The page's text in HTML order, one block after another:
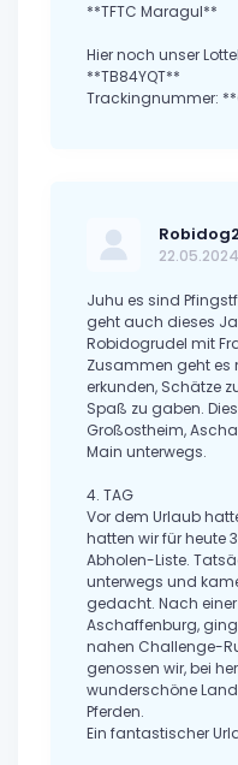
**TFTC Maragul**
Hier noch unser
**TB84YQT**
Trackingnummer:
Juhu es sind
geht auch dieses
Robidogrudel mit
Zusammen geht es
erkunden, Schätze
Spaß zu gaben.
Großostheim,
Main unterwegs.
4. TAG
Vor dem Urlaub
hatten wir für heute
Abholen-Liste.
unterwegs und
gedacht. Nach
Aschaffenburg,
nahen Challenge-
genossen wir, bei
wunderschöne
Pferden.
Ein fantastischer